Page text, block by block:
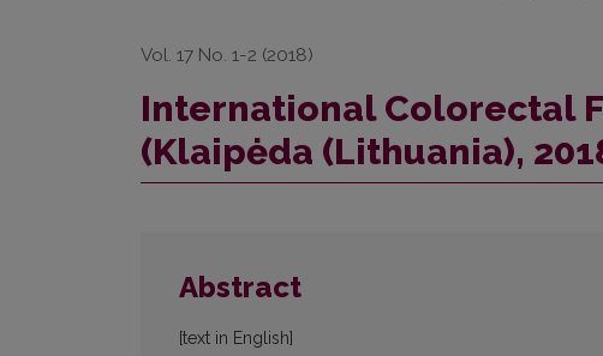
Vol. 17 No. 1-2 (2018)
International Colorectal
(Klaipėda (Lithuania),
Abstract
[text in English]